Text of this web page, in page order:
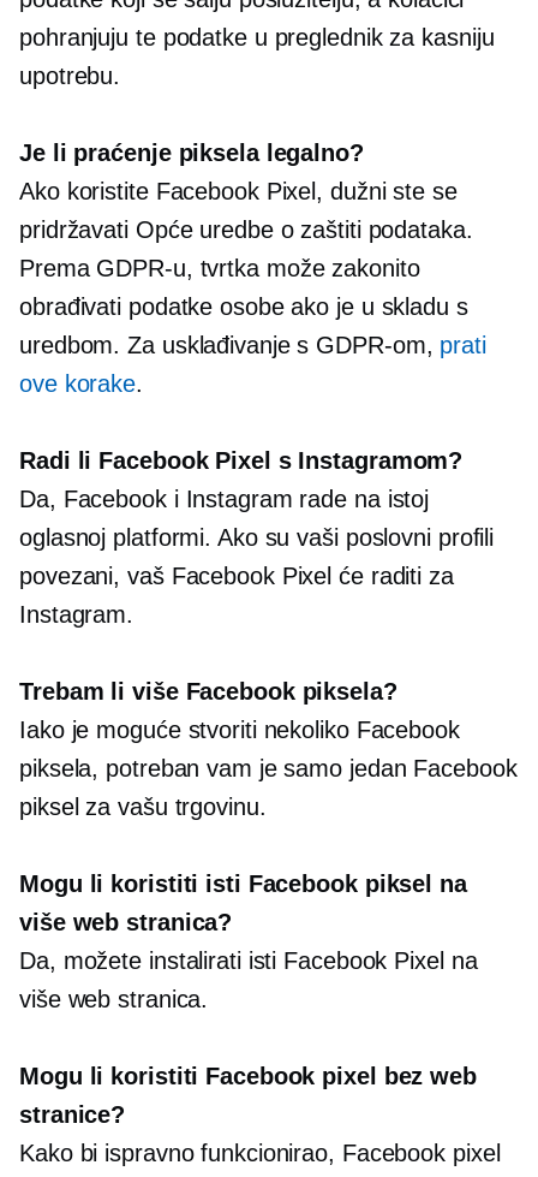
pohranjuju te podatke u preglednik za kasniju
upotrebu.
Je li praćenje piksela legalno?
Ako koristite Facebook Pixel, dužni ste se
pridržavati Opće uredbe o zaštiti podataka.
Prema GDPR-u, tvrtka može zakonito
obrađivati ​​podatke osobe ako je u skladu s
uredbom. Za usklađivanje s GDPR-om, prati
ove korake.
Radi li Facebook Pixel s Instagramom?
Da, Facebook i Instagram rade na istoj
oglasnoj platformi. Ako su vaši poslovni profili
povezani, vaš Facebook Pixel će raditi za
Instagram.
Trebam li više Facebook piksela?
Iako je moguće stvoriti nekoliko Facebook
piksela, potreban vam je samo jedan Facebook
piksel za vašu trgovinu.
Mogu li koristiti isti Facebook piksel na
više web stranica?
Da, možete instalirati isti Facebook Pixel na
više web stranica.
Mogu li koristiti Facebook pixel bez web
stranice?
Kako bi ispravno funkcionirao, Facebook pixel